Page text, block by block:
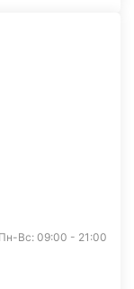
Пн-Вс: 09:00 - 21:00